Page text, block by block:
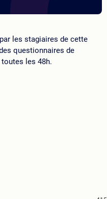
les stagiaires de cette
questionnaires de
les 48h.